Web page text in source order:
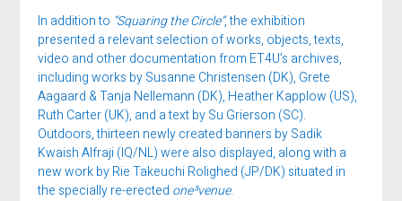
In addition to “Squaring the Circle”, the exhibition
presented a relevant selection of works, objects, texts,
video and other documentation from ET4U’s archives,
including works by Susanne Christensen (DK), Grete
Aagaard & Tanja Nellemann (DK), Heather Kapplow (US),
Ruth Carter (UK), and a text by Su Grierson (SC).
Outdoors, thirteen newly created banners by Sadik
Kwaish Alfraji (IQ/NL) were also displayed, along with a
new work by Rie Takeuchi Rolighed (JP/DK) situated in
the specially re-erected one³venue.